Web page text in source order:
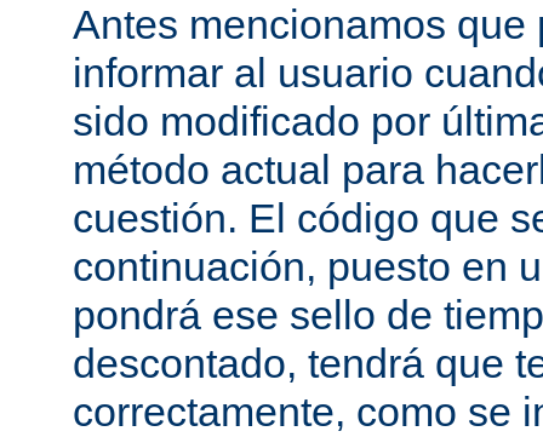
Antes mencionamos que
informar al usuario
sido modificado por
método actual para
cuestión. El código que
continuación, puesto en
pondrá ese sello de
descontado, tendrá que
correctamente, como se